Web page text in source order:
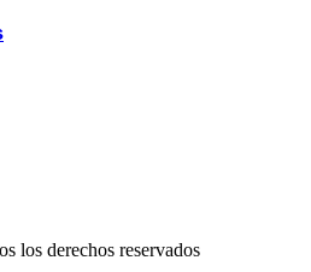
los derechos reservados